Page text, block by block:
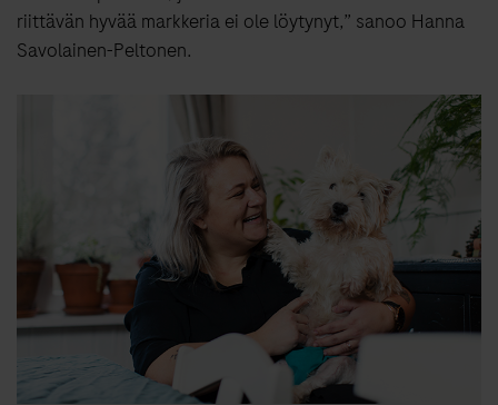
riittävän hyvää markkeria ei ole löytynyt,” sanoo Hanna
Savolainen-Peltonen.